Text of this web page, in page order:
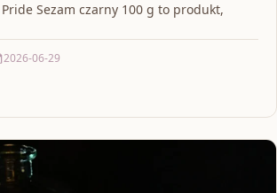
Sezam czarny 100 g to produkt,
2026-06-29